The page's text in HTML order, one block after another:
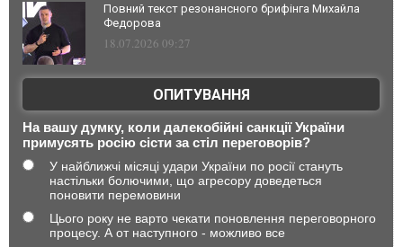
Повний текст резонансного брифінга Михайла
Федорова
18.07.2026 09:27
ОПИТУВАННЯ
На вашу думку, коли далекобійні санкції України
примусять росію сісти за стіл переговорів?
У найближчі місяці удари України по росії стануть
настільки болючими, що агресору доведеться
поновити перемовини
Цього року не варто чекати поновлення переговорного
процесу. А от наступного - можливо все